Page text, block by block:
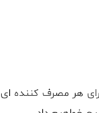
هر مصرف کننده ای